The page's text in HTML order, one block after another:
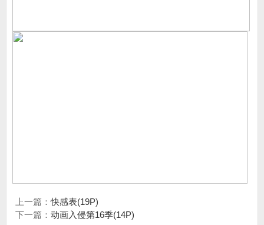
上一篇：快感表(19P)
下一篇： 动画入侵第16季(14P)